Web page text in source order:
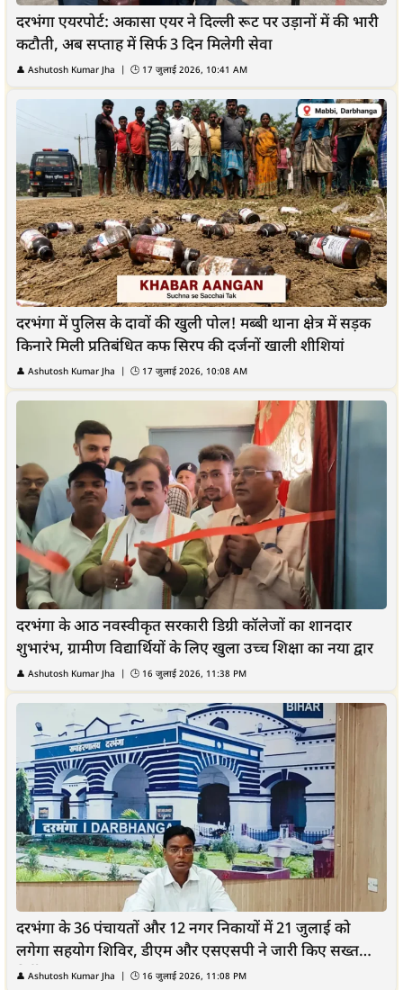
दरभंगा एयरपोर्ट: अकासा एयर ने दिल्ली रूट पर उड़ानों में की भारी
कटौती, अब सप्ताह में सिर्फ 3 दिन मिलेगी सेवा
👤 Ashutosh Kumar Jha | 🕒 17 जुलाई 2026, 10:41 AM
दरभंगा में पुलिस के दावों की खुली पोल! मब्बी थाना क्षेत्र में सड़क
किनारे मिली प्रतिबंधित कफ सिरप की दर्जनों खाली शीशियां
👤 Ashutosh Kumar Jha | 🕒 17 जुलाई 2026, 10:08 AM
दरभंगा के आठ नवस्वीकृत सरकारी डिग्री कॉलेजों का शानदार
शुभारंभ, ग्रामीण विद्यार्थियों के लिए खुला उच्च शिक्षा का नया द्वार
👤 Ashutosh Kumar Jha | 🕒 16 जुलाई 2026, 11:38 PM
दरभंगा के 36 पंचायतों और 12 नगर निकायों में 21 जुलाई को
लगेगा सहयोग शिविर, डीएम और एसएसपी ने जारी किए सख्त
निर्देश
👤 Ashutosh Kumar Jha | 🕒 16 जुलाई 2026, 11:08 PM